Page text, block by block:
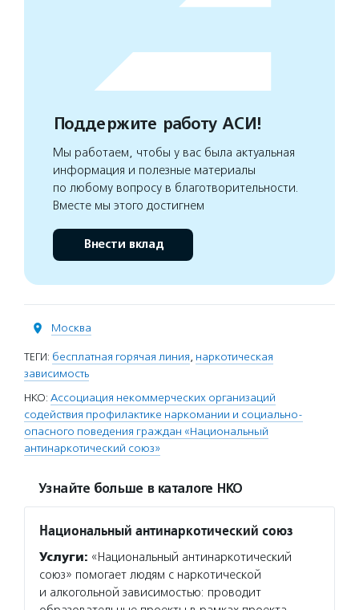
Поддержите работу АСИ!
Мы работаем, чтобы у вас была актуальная
информация и полезные материалы
по любому вопросу в благотворительности.
Вместе мы этого достигнем
Внести вклад
Москва
ТЕГИ: бесплатная горячая линия, наркотическая
зависимость
НКО: Ассоциация некоммерческих организаций
содействия профилактике наркомании и социально-
опасного поведения граждан «Национальный
антинаркотический союз»
Узнайте больше в каталоге НКО
Национальный антинаркотический союз
Услуги: «Национальный антинаркотический
союз» помогает людям с наркотической
и алкогольной зависимостью: проводит